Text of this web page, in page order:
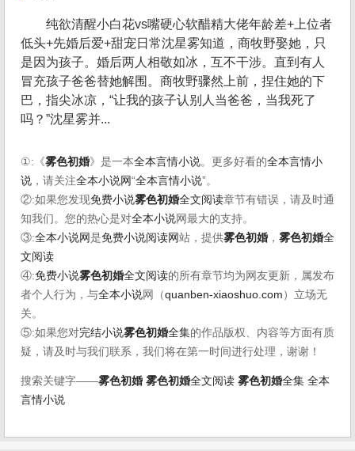
纯欲清醒小白花vs嘴硬心软醋精大佬年龄差+上位者
低头+先婚后爱+甜宠日常沈星雾知道，商牧野娶她，只
是因为孩子。婚后两人相敬如冰，互不干涉。直到有人
冒充孩子爸爸替她解围。商牧野骤然上前，捏住她的下
巴，指尖冰凉，“让我的孩子认别人当爸爸，当我死了
吗？”沈星雾并...
①:《雾色初婚》是一本全本言情小说。更多好看的全本言情小
说 ，请关注全本小说网“全本言情小说”。
②:如果您发现免费小说雾色初婚全文阅读章节有错误，请及时通
知我们。您的热心是对全本小说网最大的支持。
③:全本小说网是免费小说阅读网站，提供雾色初婚 ， 雾色初婚全
文阅读
④:免费小说雾色初婚全文阅读的所有章节均为网友更新，属发布
者个人行为，与全本小说网（quanben-xiaoshuo.com ）立场无
关。
⑤:如果您对完结小说雾色初婚全集的作品版权、内容等方面有质
疑，请及时与我们联系，我们将在第一时间进行处理，谢谢！
搜索关键字——雾色初婚 雾色初婚全文阅读 雾色初婚全集 全本
言情小说